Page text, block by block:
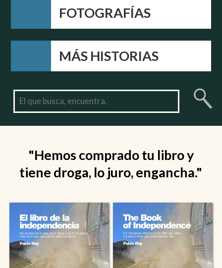
FOTOGRAFÍAS
MÁS HISTORIAS
"Hemos comprado tu libro y
tiene droga, lo juro, engancha."